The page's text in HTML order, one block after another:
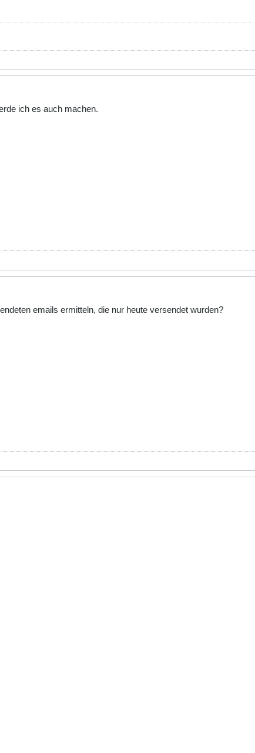
ich es auch machen.
emails ermitteln, die nur heute versendet wurden?